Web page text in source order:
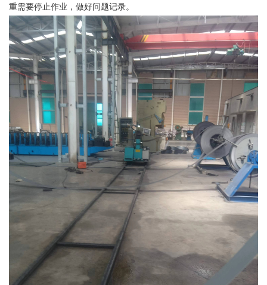
重需要停止作业，做好问题记录。